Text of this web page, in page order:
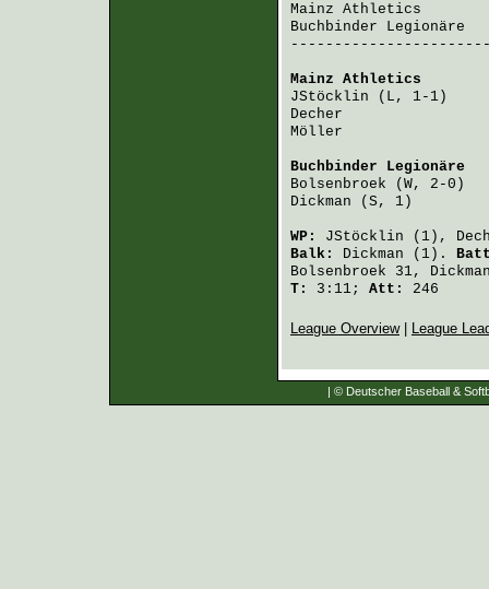
Mainz Athletics
Buchbinder Legionäre
Mainz Athletics
JStöcklin (L, 1-1)
Decher
Möller
Buchbinder Legionäre
Bolsenbroek (W, 2-0)
Dickman (S, 1)
WP: JStöcklin (1),
Balk: Dickman (1).
Bolsenbroek 31,
T:
3:11; Att: 246
League Overview| League
| © Deutscher Baseball &